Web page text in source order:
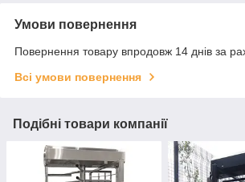
Умови повернення
Повернення товару впродовж 14 днів за
Всі умови повернення
Подібні товари компанії